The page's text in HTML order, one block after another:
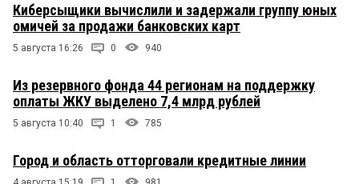
Киберсыщики вычислили и задержали группу юных
омичей за продажи банковских карт
5 августа 16:26 0 940
Из резервного фонда 44 регионам на поддержку
оплаты ЖКУ выделено 7,4 млрд рублей
5 августа 10:40 1 785
Город и область отторговали кредитные линии